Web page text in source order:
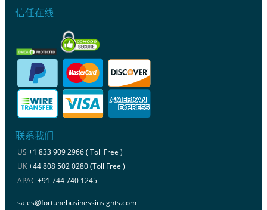
信任在线
联系我们
US +1 833 909 2966 ( Toll Free )
UK+44 808 502 0280 (Toll Free )
APAC +91 744 740 1245
sales@fortunebusinessinsights.com